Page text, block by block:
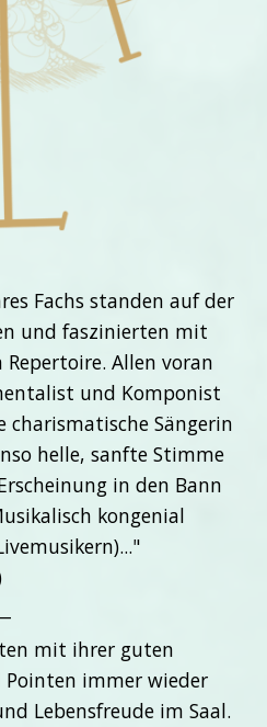
Fachs standen auf der
und faszinierten mit
Allen voran
und Komponist
charismatische Sängerin
helle, sanfte Stimme
in den Bann
kongenial
mit ihrer guten
Pointen immer wieder
Lebensfreude im Saal.